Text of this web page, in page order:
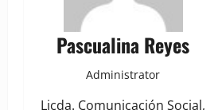
Pascualina Reyes
Administrator
Licda. Comunicación Social,